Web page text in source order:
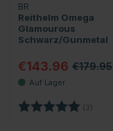
BR
Reithelm Omega
Glamourous
Schwarz/Gunmetal
€143.96 €179.95
Bewertung: (3)